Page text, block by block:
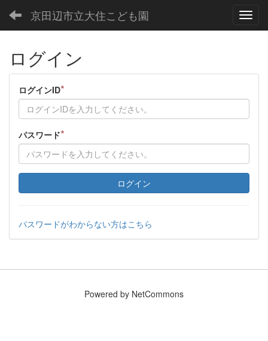
京田辺市立大住こども園
ログイン
ログインID*
パスワード*
ログイン
パスワードがわからない方はこちら
Powered by NetCommons